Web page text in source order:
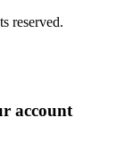
reserved.
account